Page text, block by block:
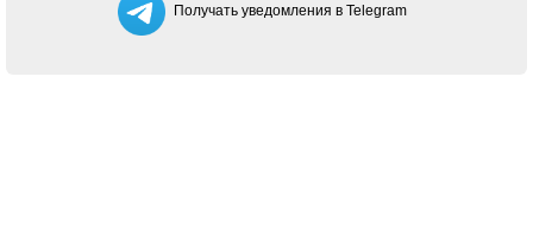
Получать уведомления в Telegram